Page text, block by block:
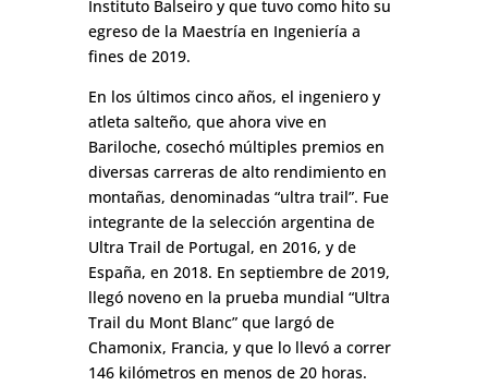
Instituto Balseiro y que tuvo como hito su
egreso de la Maestría en Ingeniería a
fines de 2019.
En los últimos cinco años, el ingeniero y
atleta salteño, que ahora vive en
Bariloche, cosechó múltiples premios en
diversas carreras de alto rendimiento en
montañas, denominadas “ultra trail”. Fue
integrante de la selección argentina de
Ultra Trail de Portugal, en 2016, y de
España, en 2018. En septiembre de 2019,
llegó noveno en la prueba mundial “Ultra
Trail du Mont Blanc” que largó de
Chamonix, Francia, y que lo llevó a correr
146 kilómetros en menos de 20 horas.